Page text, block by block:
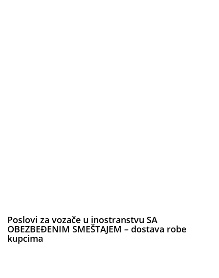
Poslovi za vozače u inostranstvu SA
OBEZBEĐENIM SMEŠTAJEM – dostava robe
kupcima